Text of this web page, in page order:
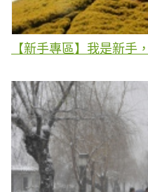
【新手專區】我是新手